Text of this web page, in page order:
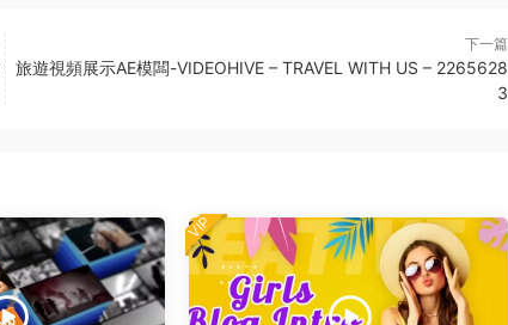
下一篇
旅遊視頻展示AE模闆-VIDEOHIVE – TRAVEL WITH US – 2265628
3
VIP